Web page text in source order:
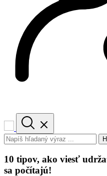
10 tipov, ako viesť
sa počítajú!